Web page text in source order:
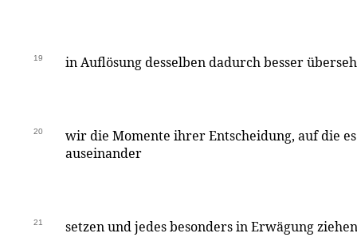
19 in Auflösung desselben dadurch besser
20
wir die Momente ihrer Entscheidung, auf die
auseinander
21 setzen und jedes besonders in Erwägung